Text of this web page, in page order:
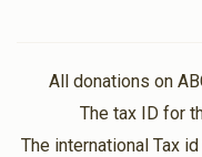
All donations on
The tax ID for
The international Tax